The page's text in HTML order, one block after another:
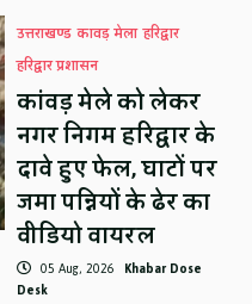
उत्तराखण्ड कावड़ मेला हरिद्वार
हरिद्वार प्रशासन
कांवड़ मेले को लेकर
नगर निगम हरिद्वार के
दावे हुए फेल, घाटों पर
जमा पन्नियों के ढेर का
वीडियो वायरल
05 Aug, 2026 Khabar Dose
Desk